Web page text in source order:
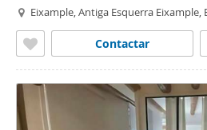
Eixample, Antiga Esquerra Eixample,
Contactar